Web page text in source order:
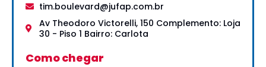
tim.boulevard@jufap.com.br
Av Theodoro Victorelli, 150 Complemento: Loja
30 - Piso 1 Bairro: Carlota
Como chegar